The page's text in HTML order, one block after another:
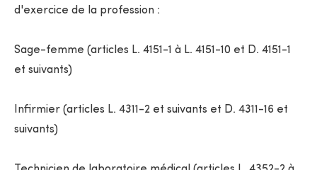
d'exercice de la profession :
Sage-femme (articles L. 4151-1 à L. 4151-10 et D. 4151-1
et suivants)
Infirmier (articles L. 4311-2 et suivants et D. 4311-16 et
suivants)